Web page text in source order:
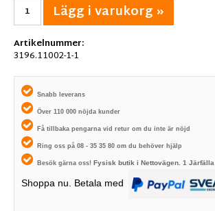
Lägg i varukorg »
Artikelnummer:
3196.11002-1-1
Snabb leverans
Över 110 000 nöjda kunder
Få tillbaka pengarna vid retur om du inte är nöjd
Ring oss på 08 - 35 35 80 om du behöver hjälp
Besök gärna oss! Fysisk butik i Nettovägen. 1 Järfälla
Shoppa nu. Betala med